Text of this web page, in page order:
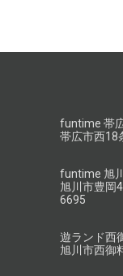
funtime 帯
帯広市西18
funtime 旭
旭川市豊岡
6695
遊ランド西
旭川市西御